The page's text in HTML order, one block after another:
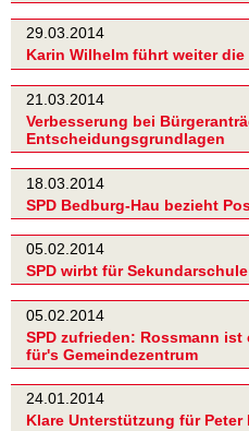
29.03.2014
Karin Wilhelm führt weiter die
21.03.2014
Verbesserung bei
Entscheidungsgrundlagen
18.03.2014
SPD Bedburg-Hau bezieht
05.02.2014
SPD wirbt für
05.02.2014
SPD zufrieden: Rossmann
für's Gemeindezentrum
24.01.2014
Klare Unterstützung für Peter